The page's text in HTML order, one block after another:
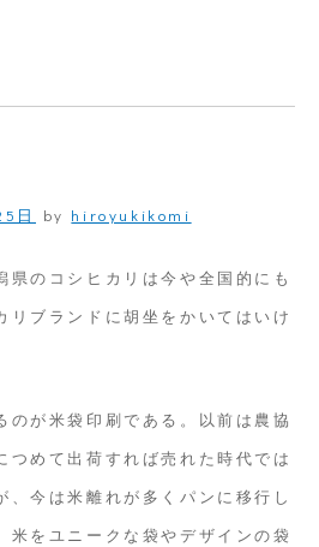
日 by hiroyukikomi
県のコシヒカリは今や全国的にも
リブランドに胡坐をかいてはいけ
のが米袋印刷である。以前は農協
つめて出荷すれば売れた時代では
、今は米離れが多くパンに移行し
米をユニークな袋やデザインの袋